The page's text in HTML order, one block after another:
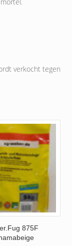
verkocht tegen
875F